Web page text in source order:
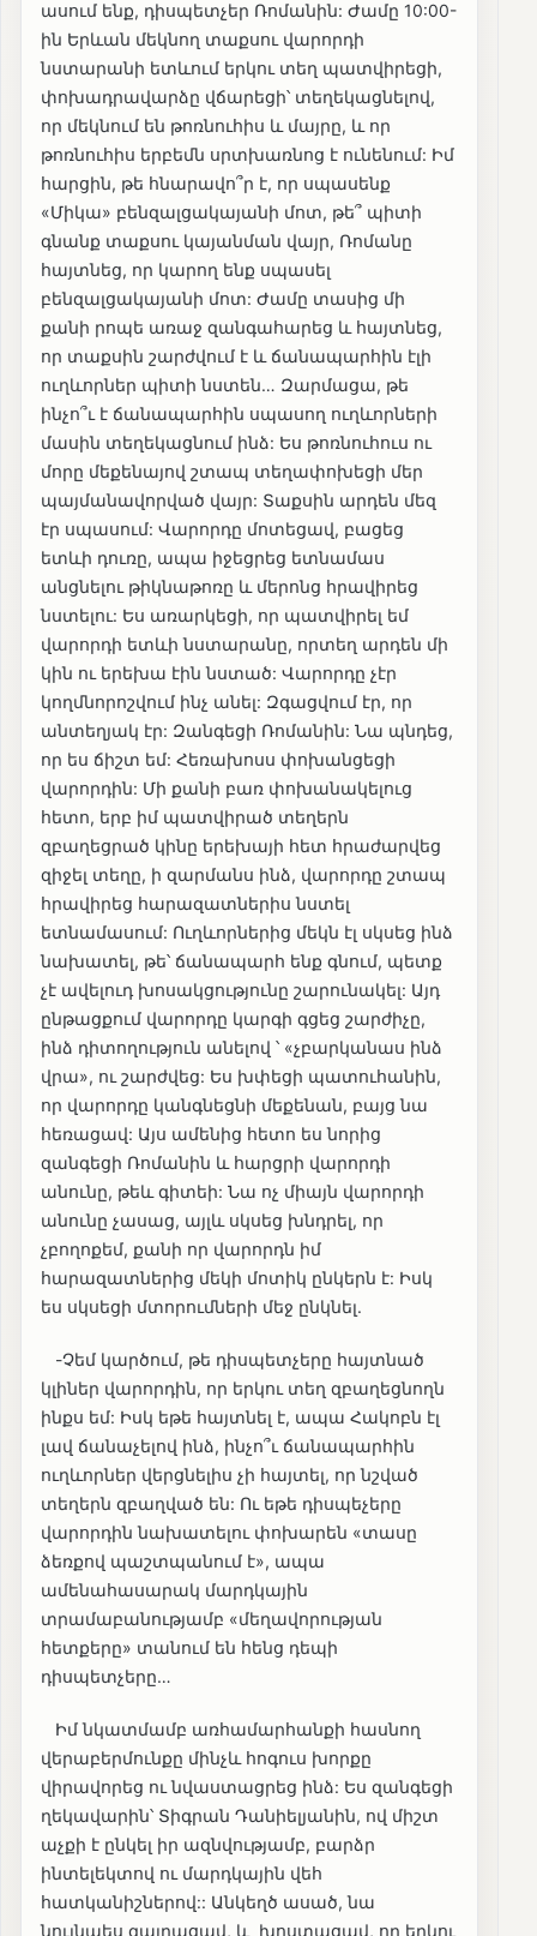
ասում ենք, դիսպետչեր Ռոմանին: Ժամը 10:00-
ին Երևան մեկնող տաքսու վարորդի
նստարանի ետևում երկու տեղ պատվիրեցի,
փոխադրավարձը վճարեցի՝ տեղեկացնելով,
որ մեկնում են թոռնուհիս և մայրը, և որ
թոռնուհիս երբեմն սրտխառնոց է ունենում: Իմ
հարցին, թե հնարավո՞ր է, որ սպասենք
«Միկա» բենզալցակայանի մոտ, թե՞ պիտի
գնանք տաքսու կայանման վայր, Ռոմանը
հայտնեց, որ կարող ենք սպասել
բենզալցակայանի մոտ: Ժամը տասից մի
քանի րոպե առաջ զանգահարեց և հայտնեց,
որ տաքսին շարժվում է և ճանապարհին էլի
ուղևորներ պիտի նստեն… Զարմացա, թե
ինչո՞ւ է ճանապարհին սպասող ուղևորների
մասին տեղեկացնում ինձ: Ես թոռնուհուս ու
մորը մեքենայով շտապ տեղափոխեցի մեր
պայմանավորված վայր: Տաքսին արդեն մեզ
էր սպասում: Վարորդը մոտեցավ, բացեց
ետևի դուռը, ապա իջեցրեց ետնամաս
անցնելու թիկնաթոռը և մերոնց հրավիրեց
նստելու: Ես առարկեցի, որ պատվիրել եմ
վարորդի ետևի նստարանը, որտեղ արդեն մի
կին ու երեխա էին նստած: Վարորդը չէր
կողմնորոշվում ինչ անել: Զգացվում էր, որ
անտեղյակ էր: Զանգեցի Ռոմանին: Նա պնդեց,
որ ես ճիշտ եմ: Հեռախոսս փոխանցեցի
վարորդին: Մի քանի բառ փոխանակելուց
հետո, երբ իմ պատվիրած տեղերն
զբաղեցրած կինը երեխայի հետ հրաժարվեց
զիջել տեղը, ի զարմանս ինձ, վարորդը շտապ
հրավիրեց հարազատներիս նստել
ետնամասում: Ուղևորներից մեկն էլ սկսեց ինձ
նախատել, թե՝ ճանապարհ ենք գնում, պետք
չէ ավելուդ խոսակցությունը շարունակել: Այդ
ընթացքում վարորդը կարգի գցեց շարժիչը,
ինձ դիտողություն անելով ՝ «չբարկանաս ինձ
վրա», ու շարժվեց: Ես խփեցի պատուհանին,
որ վարորդը կանգնեցնի մեքենան, բայց նա
հեռացավ: Այս ամենից հետո ես նորից
զանգեցի Ռոմանին և հարցրի վարորդի
անունը, թեև գիտեի: Նա ոչ միայն վարորդի
անունը չասաց, այլև սկսեց խնդրել, որ
չբողոքեմ, քանի որ վարորդն իմ
հարազատներից մեկի մոտիկ ընկերն է: Իսկ
ես սկսեցի մտորումների մեջ ընկնել.
-Չեմ կարծում, թե դիսպետչերը հայտնած
կլիներ վարորդին, որ երկու տեղ զբաղեցնողն
ինքս եմ: Իսկ եթե հայտնել է, ապա Հակոբն էլ
լավ ճանաչելով ինձ, ինչո՞ւ ճանապարհին
ուղևորներ վերցնելիս չի հայտել, որ նշված
տեղերն զբաղված են: Ու եթե դիսպեչերը
վարորդին նախատելու փոխարեն «տասը
ձեռքով պաշտպանում է», ապա
ամենահասարակ մարդկային
տրամաբանությամբ «մեղավորության
հետքերը» տանում են հենց դեպի
դիսպետչերը…
Իմ նկատմամբ առհամարհանքի հասնող
վերաբերմունքը մինչև հոգուս խորքը
վիրավորեց ու նվաստացրեց ինձ: Ես զանգեցի
ղեկավարին՝ Տիգրան Դանիելյանին, ով միշտ
աչքի է ընկել իր ազնվությամբ, բարձր
ինտելեկտով ու մարդկային վեհ
հատկանիշներով:: Անկեղծ ասած, նա
նույնպես զայրացավ, և խոստացավ, որ երկու